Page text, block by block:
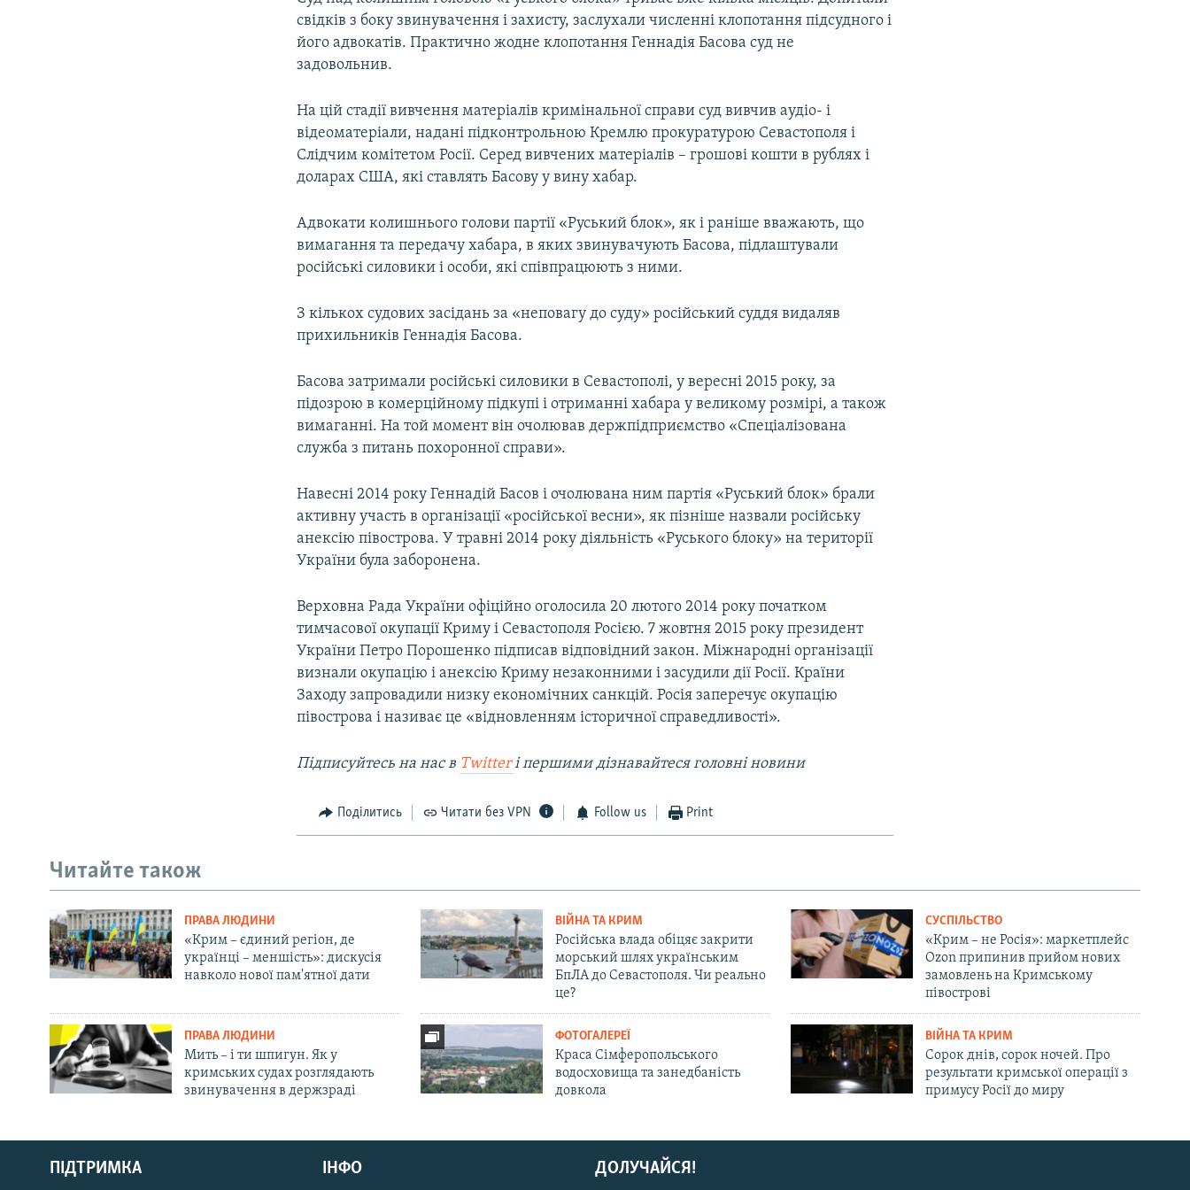
Русский
Qırımtatar
свідків з боку звинувачення і захисту, заслухали численні клопотання підсудного і
його адвокатів. Практично жодне клопотання Геннадія Басова суд не
задовольнив.
На цій стадії вивчення матеріалів кримінальної справи суд вивчив аудіо- і
відеоматеріали, надані підконтрольною Кремлю прокуратурою Севастополя і
Слідчим комітетом Росії. Серед вивчених матеріалів – грошові кошти в рублях і
доларах США, які ставлять Басову у вину хабар.
Адвокати колишнього голови партії «Руський блок», як і раніше вважають, що
вимагання та передачу хабара, в яких звинувачують Басова, підлаштували
російські силовики і особи, які співпрацюють з ними.
З кількох судових засідань за «неповагу до суду» російський суддя видаляв
прихильників Геннадія Басова.
Басова затримали російські силовики в Севастополі, у вересні 2015 року, за
підозрою в комерційному підкупі і отриманні хабара у великому розмірі, а також
вимаганні. На той момент він очолював держпідприємство «Спеціалізована
служба з питань похоронної справи».
Навесні 2014 року Геннадій Басов і очолювана ним партія «Руський блок» брали
активну участь в організації «російської весни», як пізніше назвали російську
анексію півострова. У травні 2014 року діяльність «Руського блоку» на території
України була заборонена.
Верховна Рада України офіційно оголосила 20 лютого 2014 року початком
тимчасової окупації Криму і Севастополя Росією. 7 жовтня 2015 року президент
України Петро Порошенко підписав відповідний закон. Міжнародні організації
визнали окупацію і анексію Криму незаконними і засудили дії Росії. Країни
Заходу запровадили низку економічних санкцій. Росія заперечує окупацію
півострова і називає це «відновленням історичної справедливості».
Підписуйтесь на наc в Twitterі першими дізнавайтеся головні новини
Поділитись Читати без VPN Follow us Print
Читайте також
ПРАВА ЛЮДИНИ
«Крим – єдиний регіон, де
українці – меншість»: дискусія
навколо нової пам'ятної дати
ВІЙНА ТА КРИМ
Російська влада обіцяє закрити
морський шлях українським
БпЛА до Севастополя. Чи реально
це?
СУСПІЛЬСТВО
«Крим – не Росія»: маркетплейс
Ozon припинив прийом нових
замовлень на Кримському
півострові
ПРАВА ЛЮДИНИ
Мить – і ти шпигун. Як у
кримських судах розглядають
звинувачення в держзраді
ФОТОГАЛЕРЕЇ
Краса Сімферопольського
водосховища та занедбаність
довкола
ВІЙНА ТА КРИМ
Сорок днів, сорок ночей. Про
результати кримської операції з
примусу Росії до миру
ДОЛУЧАЙСЯ!
ПІДТРИМКА ІНФО